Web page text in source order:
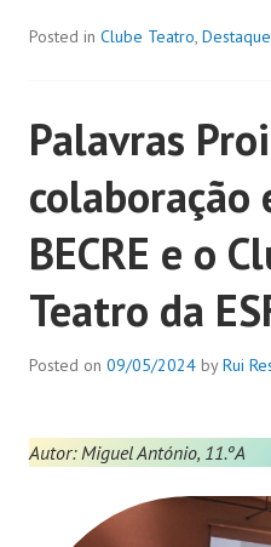
Posted in Clube Teatro,
Palavras
colaboração
BECRE e o
Teatro da
Posted on 09/05/2024 byRui
Autor: Miguel António, 11.ºA